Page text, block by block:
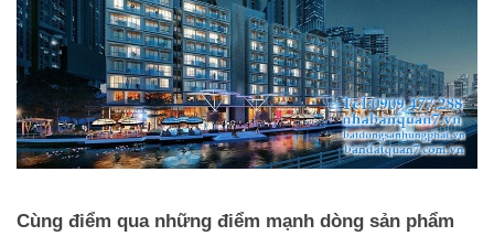
Cùng điểm qua những điểm mạnh dòng sản phẩm